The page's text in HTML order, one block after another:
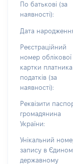
По батькові (за
наявності):
Дата
Реєстраційний
номер облікової
картки платника
податків (за
наявності):
Реквізити
громадянина
України:
Унікальний
запису в
державному